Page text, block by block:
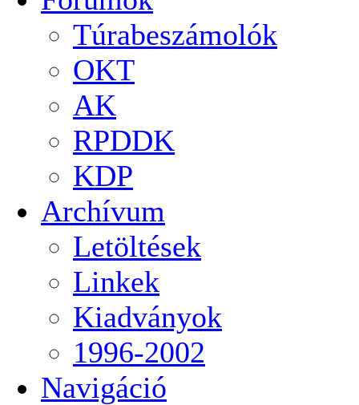
Túrabeszámolók
OKT
AK
RPDDK
KDP
Archívum
Letöltések
Linkek
Kiadványok
1996-2002
Navigáció